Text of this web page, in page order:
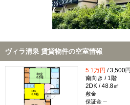
ヴィラ清泉 賃貸物件の空室情報
5.1万円 / 3,500円
南向き / 1階
2DK / 48.8㎡
敷金 --
保証金 --